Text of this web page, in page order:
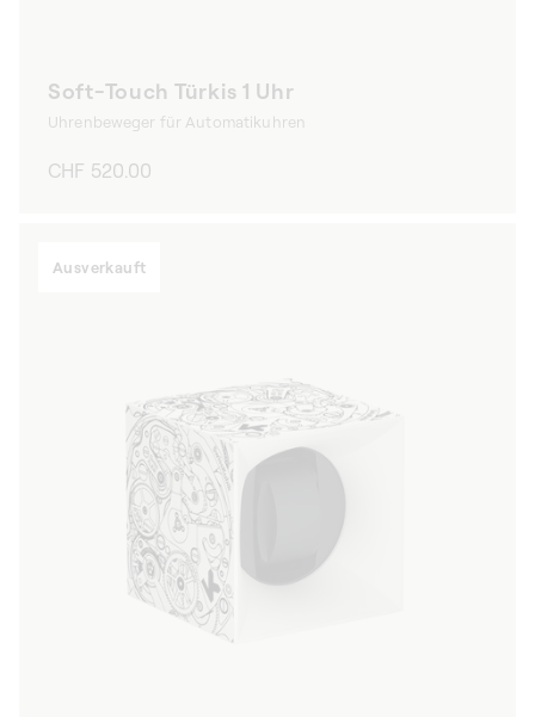
Soft-Touch Türkis 1 Uhr
Uhrenbeweger für Automatikuhren
Normaler
CHF 520.00
Ausverkauft